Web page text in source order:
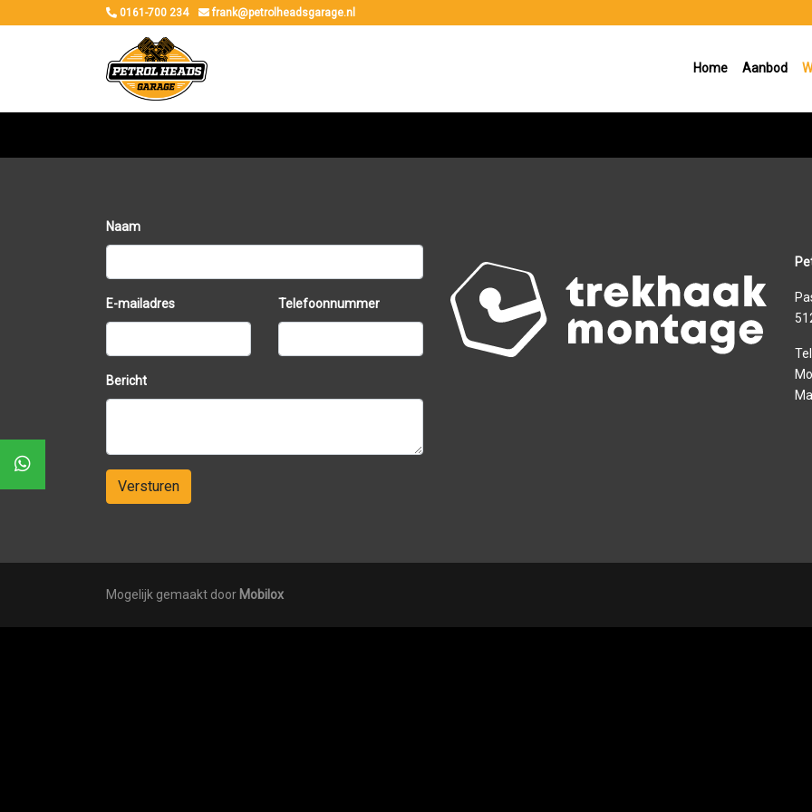
0161-700 234 frank@petrolheadsgarage.nl
Home Aanbod
Naam
E-mailadres Telefoonnummer
Bericht
Versturen
Mogelijk gemaakt door Mobilox